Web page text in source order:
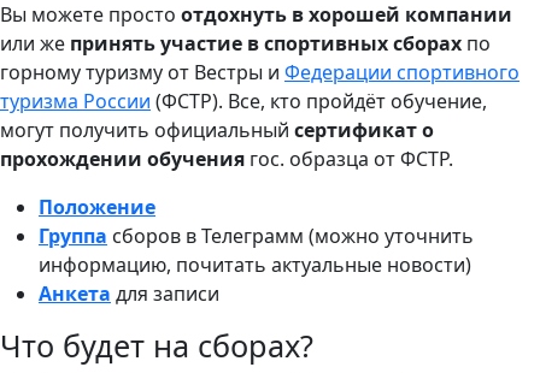
Вы можете просто отдохнуть в хорошей компании
или же принять участие в спортивных сборах по
горному туризму от Вестры и Федерации спортивного
туризма России (ФСТР). Все, кто пройдёт обучение,
могут получить официальный сертификат о
прохождении обучения гос. образца от ФСТР.
Положение
Группа сборов в Телеграмм (можно уточнить
информацию, почитать актуальные новости)
Анкета для записи
Что будет на сборах?